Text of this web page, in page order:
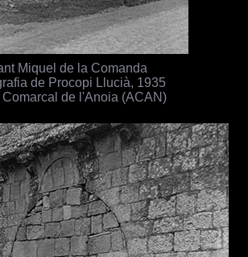
Miquel de la Comanda
de Procopi Llucià, 1935
de l'Anoia (ACAN)